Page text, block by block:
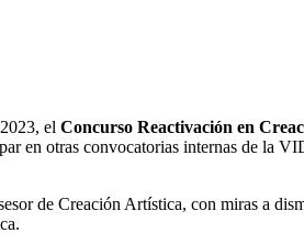
el Concurso Reactivación en
en otras convocatorias internas de la
de Creación Artística, con miras a